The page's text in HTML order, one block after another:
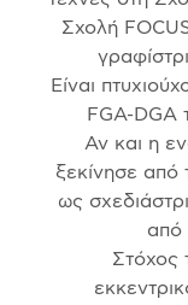
Σχολή
Είναι
FGA-DGA
Αν και η
ξεκίνησε από
ως
από
Στόχος